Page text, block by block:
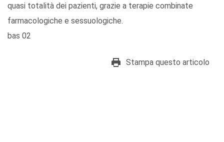
quasi totalità dei pazienti, grazie a terapie combinate
farmacologiche e sessuologiche.
bas 02
Stampa questo articolo